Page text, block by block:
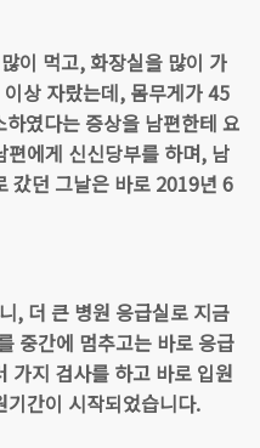
이 먹고, 화장실을 많이 가
상 자랐는데, 몸무게가 45
였다는 증상을 남편한테 요
에게 신신당부를 하며, 남
갔던 그날은 바로 2019년 6
, 더 큰 병원 응급실로 지금
중간에 멈추고는 바로 응급
가지 검사를 하고 바로 입원
간이 시작되었습니다.